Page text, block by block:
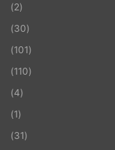
(2)
(30)
(101)
(110)
(4)
(1)
(31)